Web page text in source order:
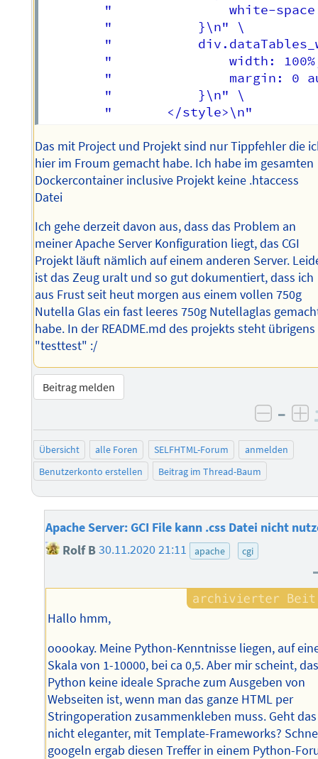
Das mit Project und Projekt sind nur Tippfehler die
hier im Froum gemacht habe. Ich habe im gesamten
Dockercontainer inclusive Projekt keine .htaccess
Datei
Ich gehe derzeit davon aus, dass das Problem an
meiner Apache Server Konfiguration liegt, das CGI
Projekt läuft nämlich auf einem anderen Server.
ist das Zeug uralt und so gut dokumentiert, dass ich
aus Frust seit heut morgen aus einem vollen 750g
Nutella Glas ein fast leeres 750g Nutellaglas
habe. In der README.md des projekts steht übrigens
"testtest" :/
Beitrag melden
–
Übersicht alle Foren SELFHTML-Forum
anmelden
Benutzerkonto erstellen
Beitrag im Thread-Baum
Apache Server: GCI File kann .css Datei nicht
Rolf B30.11.2020 21:11 apache cgi
Hallo hmm,
ooookay. Meine Python-Kenntnisse liegen, auf
Skala von 1-10000, bei ca 0,5. Aber mir scheint,
Python keine ideale Sprache zum Ausgeben von
Webseiten ist, wenn man das ganze HTML per
Stringoperation zusammenkleben muss. Geht das
nicht eleganter, mit Template-Frameworks?
googeln ergab diesen Treffer in einem Python-